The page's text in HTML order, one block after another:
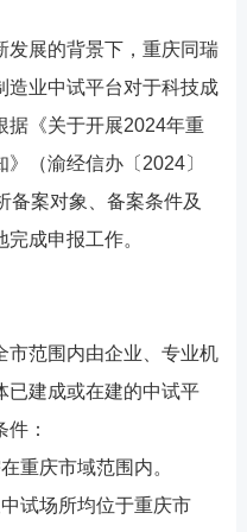
展的背景下，重庆同瑞
造业中试平台对于科技成
据《关于开展2024年重
（渝经信办〔2024〕
备案对象、备案条件及
成申报工作。
范围内由企业、专业机
已建成或在建的中试平
：
重庆市域范围内。
试场所均位于重庆市